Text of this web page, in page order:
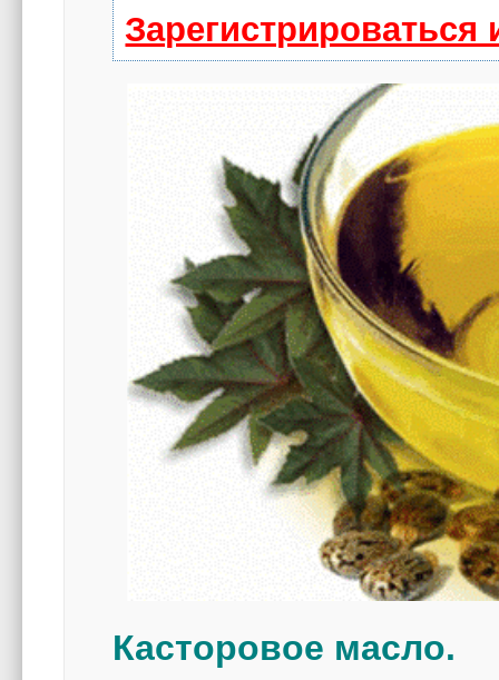
Касторовое масло.